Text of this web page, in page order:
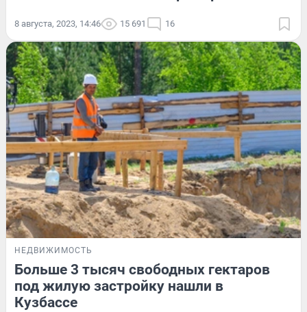
8 августа, 2023, 14:46 15 691 16
НЕДВИЖИМОСТЬ
Больше 3 тысяч свободных гектаров
под жилую застройку нашли в
Кузбассе